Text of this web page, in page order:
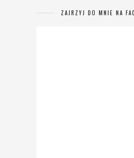
ZAJRZYJ DO MNIE NA